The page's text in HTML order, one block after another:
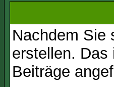
Nachdem Sie
erstellen. Das
Beiträge